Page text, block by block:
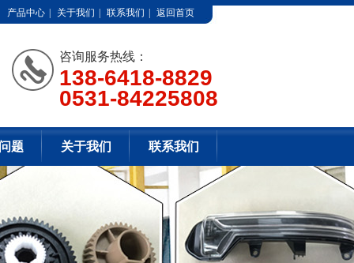
产品中心 关于我们 联系我们 返回首页
咨询服务热线：
138-6418-8829
0531-84225808
题 关于我们 联系我们